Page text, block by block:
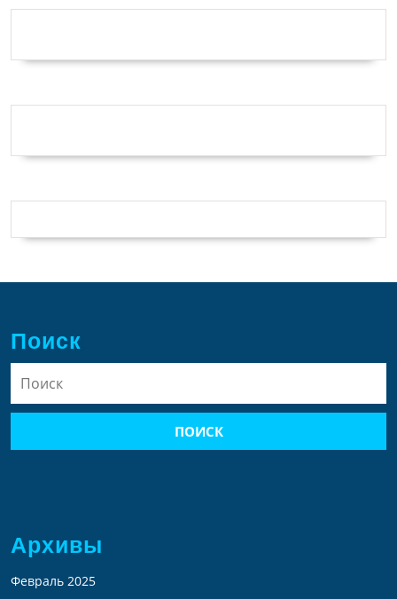
Поиск
Архивы
Февраль 2025